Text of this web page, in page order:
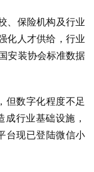
、保险机构及行业
化人才供给，行业
安装协会标准数据
但数字化程度不足
成行业基础设施，
台现已登陆微信小